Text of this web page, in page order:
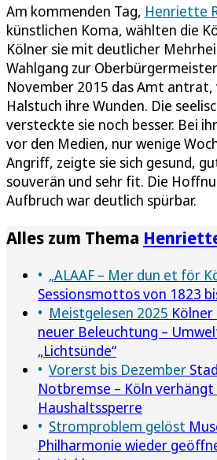
Am kommenden Tag, Henriette
künstlichen Koma, wählten die
Kölner sie mit deutlicher
Wahlgang zur
November 2015 das Amt antrat,
Halstuch ihre Wunden. Die
versteckte sie noch besser. Bei
vor den Medien, nur wenige
Angriff, zeigte sie sich gesund,
souverän und sehr fit. Die
Aufbruch war deutlich spürbar.
Alles zum Thema
„ALAAF – Mer dun et för
Sessionsmottos von 1823
Meistgelesen 2025
neuer Beleuchtung –
„Lichtsünde“
Vorerst bis Dezember
Notbremse – Köln verhängt
Haushaltssperre
Stromproblem gelöst
Philharmonie wieder